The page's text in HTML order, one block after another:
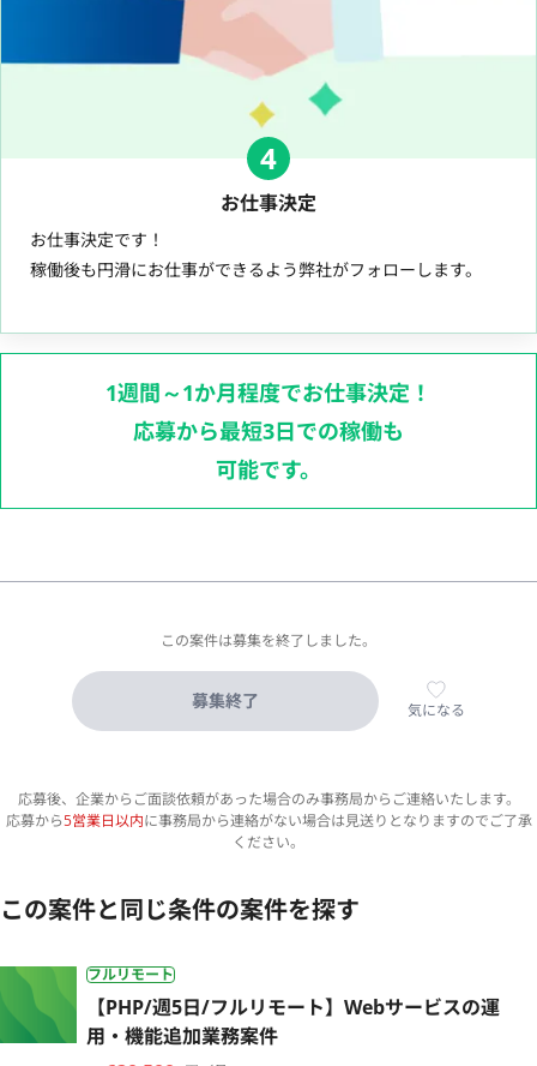
4
お仕事決定
お仕事決定です！
稼働後も円滑にお仕事ができるよう弊社がフォローします。
1週間～1か月程度でお仕事決定！
応募から最短3日での稼働も
可能です。
この案件は募集を終了しました。
募集終了 気になる
応募後、企業からご面談依頼があった場合のみ事務局からご連絡いたします。
応募から5営業日以内に事務局から連絡がない場合は見送りとなりますのでご了承
ください。
この案件と同じ条件の案件を探す
フルリモート
【PHP/週5日/フルリモート】Webサービスの運
用・機能追加業務案件